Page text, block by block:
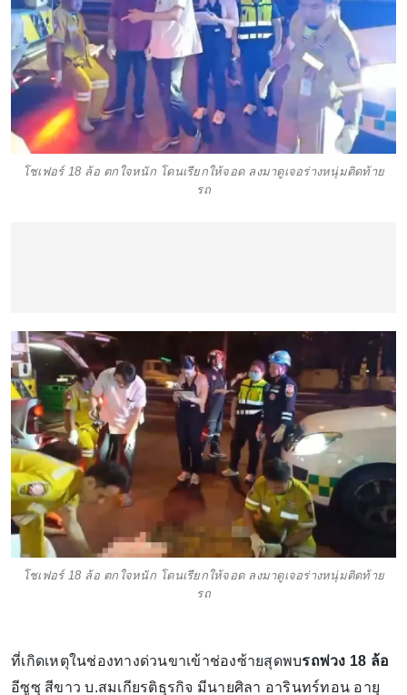
โชเฟอร์ 18 ล้อ ตกใจหนัก โดนเรียกให้จอด ลงมาดูเจอร่างหนุ่มติดท้าย
รถ
โชเฟอร์ 18 ล้อ ตกใจหนัก โดนเรียกให้จอด ลงมาดูเจอร่างหนุ่มติดท้าย
รถ
ที่เกิดเหตุในช่องทางด่วนขาเข้าช่องซ้ายสุดพบรถพ่วง 18 ล้อ
อีซูซุ สีขาว บ.สมเกียรติธุรกิจ มีนายศิลา อารินทร์ทอน อายุ